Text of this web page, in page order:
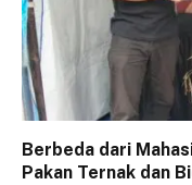
Berbeda dari
Pakan Ternak dan